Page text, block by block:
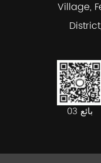
Village,
بائع 03